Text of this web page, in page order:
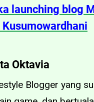
launching blog
Oktavia
Blogger yang